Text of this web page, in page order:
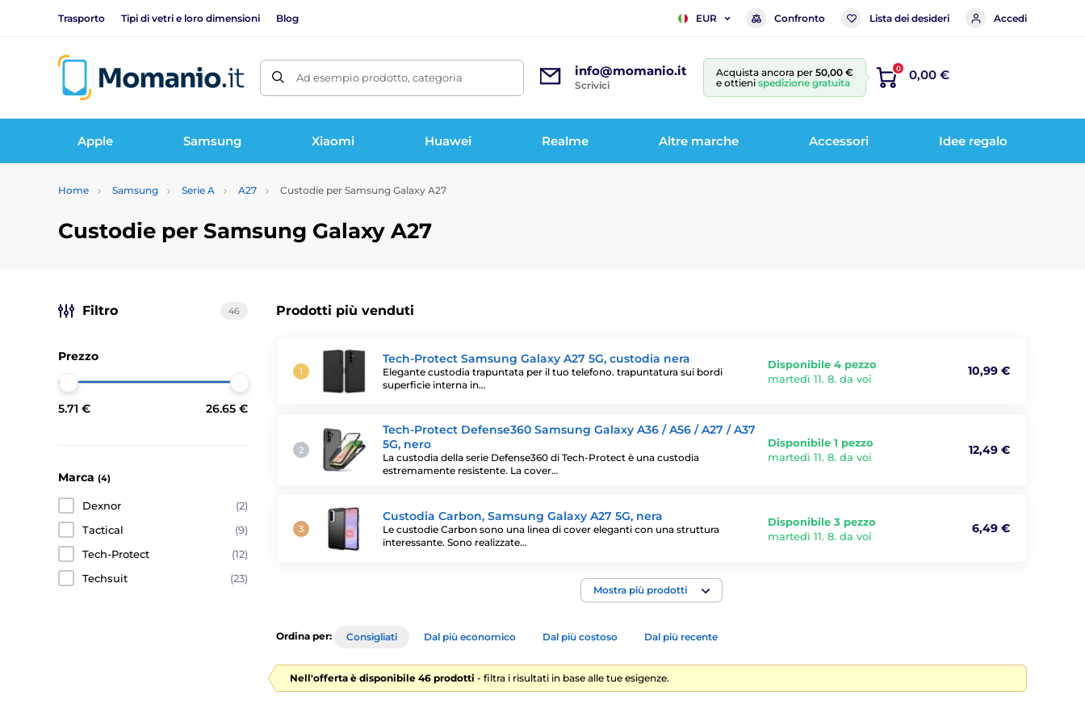
Trasporto Tipi di vetri e loro dimensioni Blog EUR Confronto Lista dei desideri Accedi
Ad esempio prodotto, categoria info@momanio.it
Scrivici
Acquista ancora per 50,00 €
e ottieni spedizione gratuita
0 0,00 €
Apple Samsung Xiaomi Huawei Realme Altre marche Accessori Idee regalo
Home Samsung Serie A A27 Custodie per Samsung Galaxy A27
Custodie per Samsung Galaxy A27
Prodotti più venduti
Tech-Protect Samsung Galaxy A27 5G, custodia nera
Elegante custodia trapuntata per il tuo telefono. trapuntatura sui bordi
superficie interna in…
Disponibile 4 pezzo
martedì 11. 8. da voi
10,99 €
Tech-Protect Defense360 Samsung Galaxy A36 / A56 / A27 / A37
5G, nero
La custodia della serie Defense360 di Tech-Protect è una custodia
estremamente resistente. La cover…
Disponibile 1 pezzo
martedì 11. 8. da voi
12,49 €
Custodia Carbon, Samsung Galaxy A27 5G, nera
Le custodie Carbon sono una linea di cover eleganti con una struttura
interessante. Sono realizzate…
Disponibile 3 pezzo
martedì 11. 8. da voi
6,49 €
Mostra più prodotti
Filtro 46
Prezzo
5.71 € 26.65 €
Marca (4)
Dexnor
(2)
Tactical
(9)
Tech-Protect
(12)
Techsuit
(23)
Ordina per: Consigliati Dal più economico Dal più costoso Dal più recente
Nell'offerta è disponibile 46 prodotti - filtra i risultati in base alle tue esigenze.